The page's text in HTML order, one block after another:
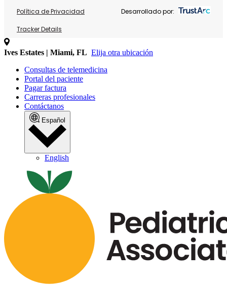
Política de Privacidad
Tracker Details
Desarrollado por:
Ives Estates | Miami, FL Elija otra ubicación
Consultas de telemedicina
Portal del paciente
Pagar factura
Carreras profesionales
Contáctanos
Español
English